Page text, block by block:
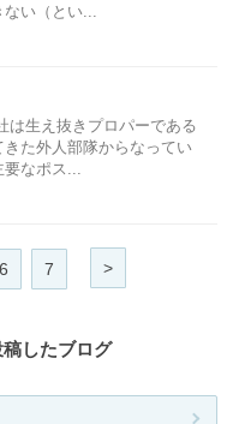
い（とい...
生え抜きプロパーである
た外人部隊からなってい
なポス...
6 7 >
したブログ